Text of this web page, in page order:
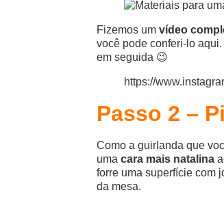
Fizemos um vídeo
você pode conferi-lo
em seguida 😉
https://
Passo 2 –
Como a guirlanda que
uma cara mais natalina
forre uma superfície com
da mesa.